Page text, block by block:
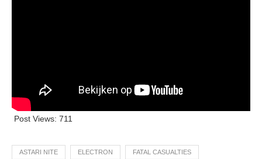
Post Views: 711
ASTARI NITE ELECTRON FATAL CASUALTIES